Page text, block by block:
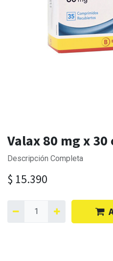
Valax 80 mg x
Descripción Completa
$ 15.390